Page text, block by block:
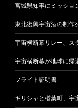
宮城県知事にミッショ
東北復興宇宙酒の制作
宇宙横断幕リレー、ス
宇宙横断幕が地球に帰
フライト証明書
ギリシャと楢葉町、宇